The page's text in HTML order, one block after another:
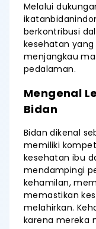
Melalui
berkontribusi
kesehatan yang
menjangkau
pedalaman.
Mengenal
Bidan
Bidan dikenal
memiliki
kesehatan ibu
mendampingi
kehamilan,
memastikan
melahirkan.
karena mereka